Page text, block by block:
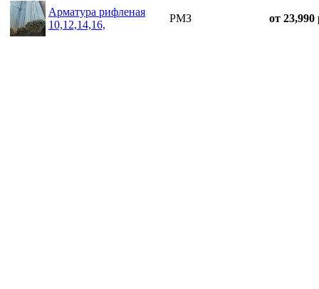
Арматура рифленая
10,12,14,16,
РМЗ от 23,990